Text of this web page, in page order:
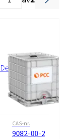
CAS-nr.
9082-00-2